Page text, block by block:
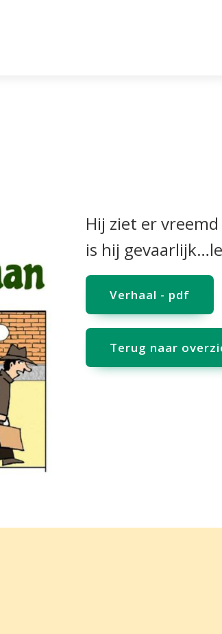
Hij ziet er
is hij
Verhaal - pdf
Terug naar